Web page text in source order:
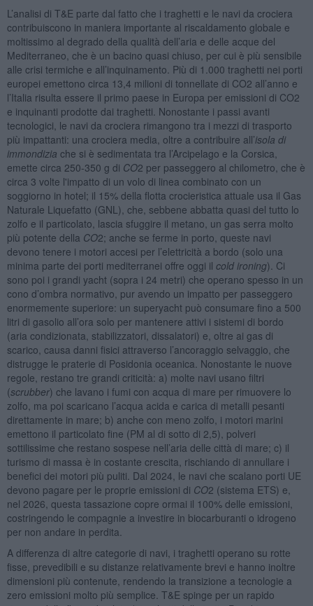
L’analisi di T&E parte dal fatto che i traghetti e le navi da crociera
contribuiscono in maniera importante al riscaldamento globale e
moltissimo al degrado della qualità dell’aria e delle acque del
Mediterraneo, che è un bacino quasi chiuso, per cui è più sensibile
alle crisi termiche e all’inquinamento. Più di 1.000 traghetti nei porti
europei emettono circa 13,4 milioni di tonnellate di CO2 all’anno e
l’Italia risulta essere il primo paese in Europa per emissioni di CO2
e inquinanti prodotte dai traghetti. Nonostante i passi avanti
tecnologici, le navi da crociera rimangono tra i mezzi di trasporto
più impattanti: una crociera media, oltre a contribuire all’isola di
immondizia che si è sedimentata tra l’Arcipelago e la Corsica,
emette circa 250-350 g di CO2 per passeggero al chilometro, che è
circa 3 volte l'impatto di un volo di linea combinato con un
soggiorno in hotel; il 15% della flotta crocieristica attuale usa il Gas
Naturale Liquefatto (GNL), che, sebbene abbatta quasi del tutto lo
zolfo e il particolato, lascia sfuggire il metano, un gas serra molto
più potente della CO2; anche se ferme in porto, queste navi
devono tenere i motori accesi per l’elettricità a bordo (solo una
minima parte dei porti mediterranei offre oggi il cold ironing). Ci
sono poi i grandi yacht (sopra i 24 metri) che operano spesso in un
cono d’ombra normativo, pur avendo un impatto per passeggero
enormemente superiore: un superyacht può consumare fino a 500
litri di gasolio all’ora solo per mantenere attivi i sistemi di bordo
(aria condizionata, stabilizzatori, dissalatori) e, oltre ai gas di
scarico, causa danni fisici attraverso l’ancoraggio selvaggio, che
distrugge le praterie di Posidonia oceanica. Nonostante le nuove
regole, restano tre grandi criticità: a) molte navi usano filtri
(scrubber) che lavano i fumi con acqua di mare per rimuovere lo
zolfo, ma poi scaricano l’acqua acida e carica di metalli pesanti
direttamente in mare; b) anche con meno zolfo, i motori marini
emettono il particolato fine (PM al di sotto di 2,5), polveri
sottilissime che restano sospese nell’aria delle città di mare; c) il
turismo di massa è in costante crescita, rischiando di annullare i
benefici dei motori più puliti. Dal 2024, le navi che scalano porti UE
devono pagare per le proprie emissioni di CO2 (sistema ETS) e,
nel 2026, questa tassazione copre ormai il 100% delle emissioni,
costringendo le compagnie a investire in biocarburanti o idrogeno
per non andare in perdita.
A differenza di altre categorie di navi, i traghetti operano su rotte
fisse, prevedibili e su distanze relativamente brevi e hanno inoltre
dimensioni più contenute, rendendo la transizione a tecnologie a
zero emissioni molto più semplice. T&E spinge per un rapido